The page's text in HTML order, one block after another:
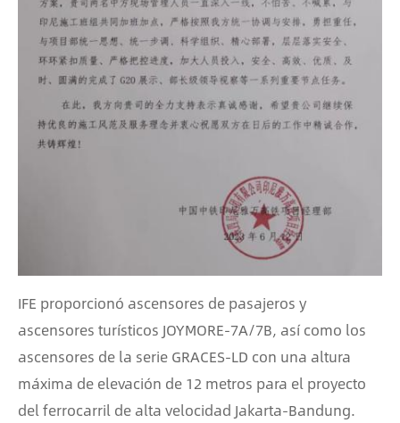
IFE proporcionó ascensores de pasajeros y
ascensores turísticos JOYMORE-7A/7B, así como los
ascensores de la serie GRACES-LD con una altura
máxima de elevación de 12 metros para el proyecto
del ferrocarril de alta velocidad Jakarta-Bandung.